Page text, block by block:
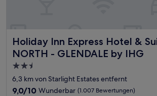
Holiday Inn Express Hotel &
NORTH - GLENDALE by IHG
Holiday Inn Express Hotel & Suites
2.5-
Sterne-
Unterkunft
6,3 km von Starlight Estates entfernt
9.0
9,0/10 Wunderbar (1.007 Bewertungen)